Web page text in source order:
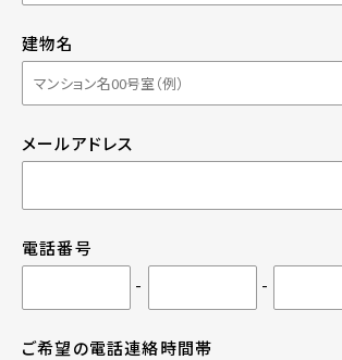
建物名
メールアドレス
電話番号
- -
ご希望の電話連絡時間帯